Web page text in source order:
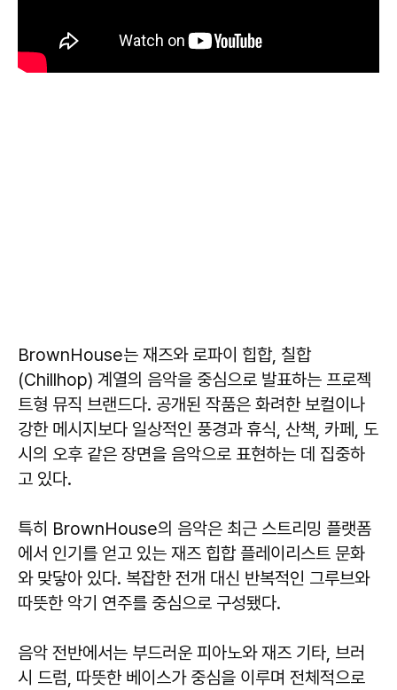
BrownHouse는 재즈와 로파이 힙합, 칠합
(Chillhop) 계열의 음악을 중심으로 발표하는 프로젝
트형 뮤직 브랜드다. 공개된 작품은 화려한 보컬이나
강한 메시지보다 일상적인 풍경과 휴식, 산책, 카페, 도
시의 오후 같은 장면을 음악으로 표현하는 데 집중하
고 있다.
특히 BrownHouse의 음악은 최근 스트리밍 플랫폼
에서 인기를 얻고 있는 재즈 힙합 플레이리스트 문화
와 맞닿아 있다. 복잡한 전개 대신 반복적인 그루브와
따뜻한 악기 연주를 중심으로 구성됐다.
음악 전반에서는 부드러운 피아노와 재즈 기타, 브러
시 드럼, 따뜻한 베이스가 중심을 이루며 전체적으로